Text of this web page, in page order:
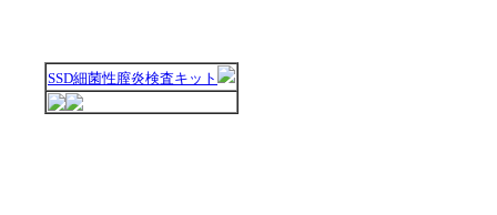
SSD細菌性膣炎検査キット